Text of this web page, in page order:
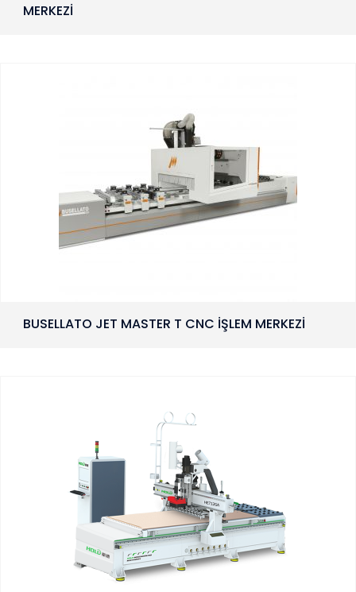
MERKEZİ
BUSELLATO JET MASTER T CNC İŞLEM MERKEZİ